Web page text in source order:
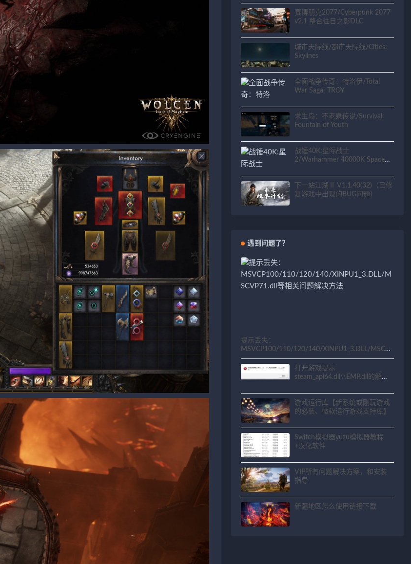
赛博朋克2077/Cyberpunk 2077
v2.1 整合往日之影DLC
城市天际线/都市天际线/Cities:
Skylines
全面战争传奇：特洛伊/Total
War Saga: TROY
求生岛：不老泉传说/Survival:
Fountain of Youth
战锤40K:星际战士
2/Warhammer 40000K Space
下一站江湖Ⅱ V1.1.40(32)（已修
复游戏中出现的BUG问题）
遇到问题了？
提示丢失：
MSVCP100/110/120/140/XINPU1_3.DLL/MSCV
P71.dll等相关问题解决方法
打开游戏提示
steam_api64.dll\\EMP.dll的解决
游戏运行库【新系统或刚玩游戏
的必装、微软运行游戏支持库】
Switch模拟器yuzu模拟器教程
+汉化软件
VIP所有问题解决方案，和安装
指导
新疆地区怎么使用链接下载